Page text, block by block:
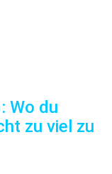
Wo du
zu viel zu